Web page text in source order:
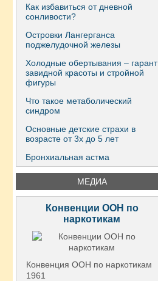
Как избавиться от дневной
сонливости?
Островки Лангерганса
поджелудочной железы
Холодные обертывания – гарант
завидной красоты и стройной
фигуры
Что такое метаболический
синдром
Основные детские страхи в
возрасте от 3х до 5 лет
Бронхиальная астма
МЕДИА
Конвенции ООН по
наркотикам
Конвенция ООН по наркотикам
1961